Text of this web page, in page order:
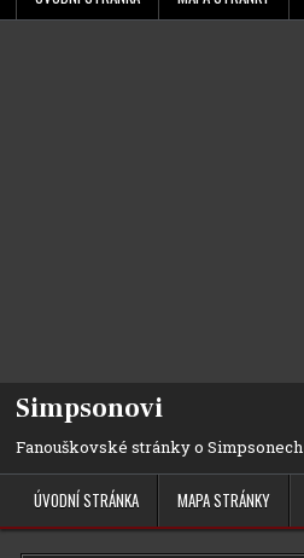
Simpsonovi
Fanouškovské stránky o Simpsonech
ÚVODNÍ STRÁNKA MAPA STRÁNKY